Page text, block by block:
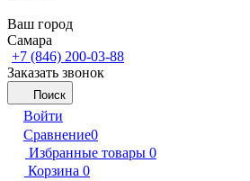
Ваш город
Самара
+7 (846) 200-03-88
Заказать звонок
Поиск
Войти
Сравнение0
Избранные товары 0
Корзина 0